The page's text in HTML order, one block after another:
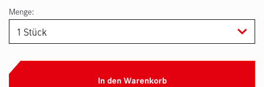
Menge:
In den Warenkorb